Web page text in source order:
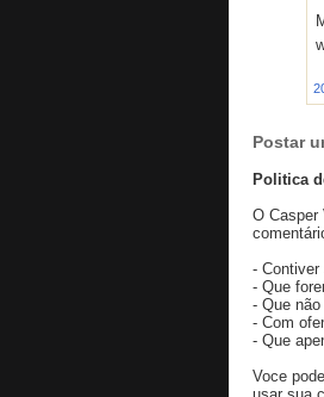
Postar
Politica
O Casper
- Contiver
- Que
- Que
- Com
- Que
Voce